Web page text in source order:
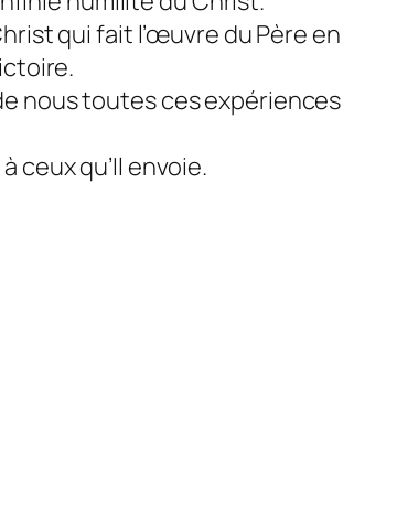
qui fait l’œuvre du Père en
nous toutes ces expériences
ceux qu’Il envoie.